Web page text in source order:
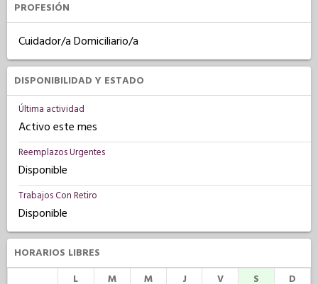
PROFESIÓN
Cuidador/a Domiciliario/a
DISPONIBILIDAD Y ESTADO
Última actividad
Activo este mes
Reemplazos Urgentes
Disponible
Trabajos Con Retiro
Disponible
HORARIOS LIBRES
L
M
M
J
V
S
D